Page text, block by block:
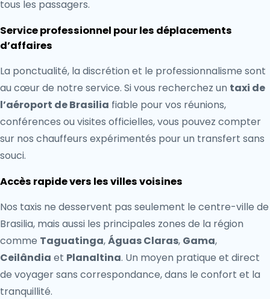
tous les passagers.
Service professionnel pour les déplacements
d’affaires
La ponctualité, la discrétion et le professionnalisme sont
au cœur de notre service. Si vous recherchez un taxi de
l’aéroport de Brasilia fiable pour vos réunions,
conférences ou visites officielles, vous pouvez compter
sur nos chauffeurs expérimentés pour un transfert sans
souci.
Accès rapide vers les villes voisines
Nos taxis ne desservent pas seulement le centre-ville de
Brasilia, mais aussi les principales zones de la région
comme Taguatinga,Águas Claras, Gama,
Ceilândia et Planaltina. Un moyen pratique et direct
de voyager sans correspondance, dans le confort et la
tranquillité.